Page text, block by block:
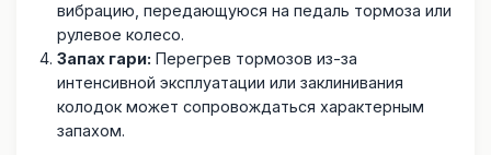
вибрацию, передающуюся на педаль тормоза или
рулевое колесо.
Запах гари: Перегрев тормозов из-за
интенсивной эксплуатации или заклинивания
колодок может сопровождаться характерным
запахом.